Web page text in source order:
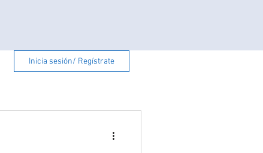
Inicia sesión/ Regístrate